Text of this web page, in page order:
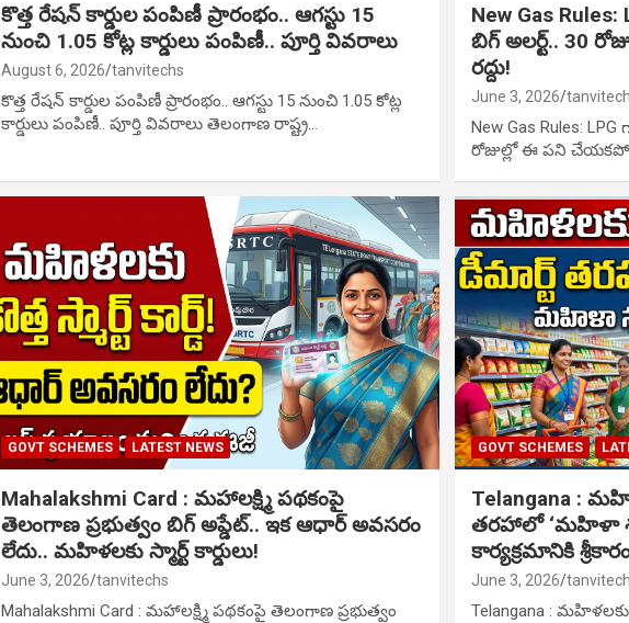
కొత్త రేషన్ కార్డుల పంపిణీ ప్రారంభం.. ఆగస్టు 15
నుంచి 1.05 కోట్ల కార్డులు పంపిణీ.. పూర్తి వివరాలు
August 6, 2026 tanvitechs
కొత్త రేషన్ కార్డుల పంపిణీ ప్రారంభం.. ఆగస్టు 15 నుంచి 1.05 కోట్ల
కార్డులు పంపిణీ.. పూర్తి వివరాలు తెలంగాణ రాష్ట్ర…
New Gas
బిగ్ అలర్ట్.. 30
రద్దు!
June 3, 2026
New Gas Rules:
రోజుల్లో ఈ పని చేయకపోతే
GOVT SCHEMES LATEST NEWS
Mahalakshmi Card : మహాలక్ష్మి పథకంపై
తెలంగాణ ప్రభుత్వం బిగ్ అప్డేట్.. ఇక ఆధార్ అవసరం
లేదు.. మహిళలకు స్మార్ట్ కార్డులు!
June 3, 2026 tanvitechs
Mahalakshmi Card : మహాలక్ష్మి పథకంపై తెలంగాణ ప్రభుత్వం
GOVT SCHEMES
Telangana :
తరహాలో ‘మహిళా
కార్యక్రమానికి
June 3, 2026
Telangana :